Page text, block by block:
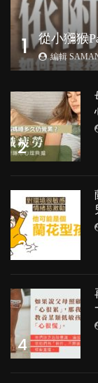
1 編輯
2
3
4